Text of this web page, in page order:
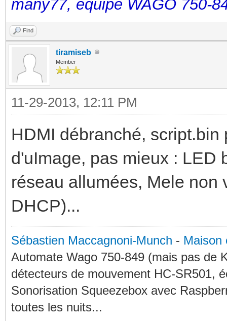
many77, équipé WAGO 750-
Find
tiramiseb
Member
11-29-2013, 12:11 PM
HDMI débranché,
d'uImage, pas mieux : LED
réseau allumées, Mele non
DHCP)...
Sébastien Maccagnoni-Munch - Maison
Automate Wago 750-849 (mais pas de
détecteurs de mouvement HC-SR501,
Sonorisation Squeezebox avec
toutes les nuits...